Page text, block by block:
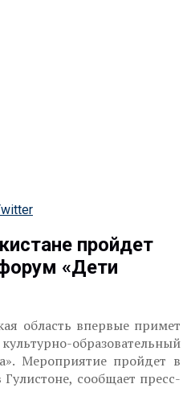
пройдет
«Дети
область впервые примет
образовательный
Мероприятие пройдет в
сообщает пресс-